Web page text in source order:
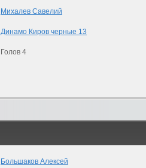
Михалев Савелий
Динамо Киров черные 13
Голов 4
Большаков Алексей